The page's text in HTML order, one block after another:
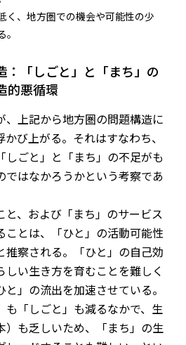
く、地方圏での機会や可能性の少
「しごと」と「まち」の
的悪循環
、上記から地方圏の問題構造に
び上がる。それはすなわち、
しごと」と「まち」の不足がも
ではなかろうかという考察であ
と、および「まち」のサービス
ことは、「ひと」の活動可能性
推察される。「ひと」の自己効
しい生き方を育むことを難しく
」の流出を加速させている。
も「しごと」も減るなかで、生
）も乏しいため、「まち」の生